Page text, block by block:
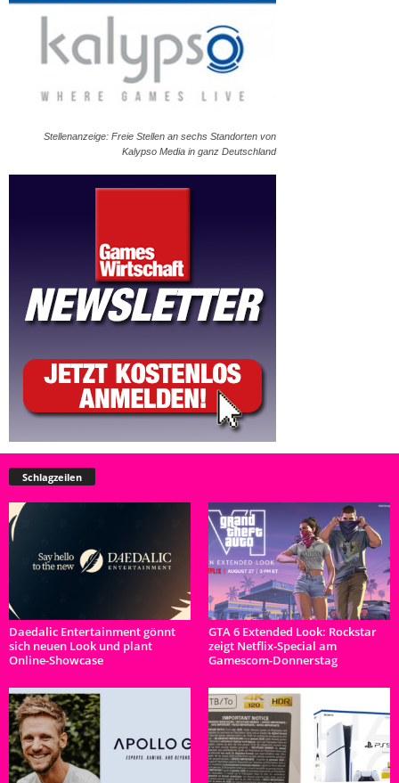
Stellenanzeige: Freie Stellen an sechs Standorten von
Kalypso Media in ganz Deutschland
Schlagzeilen
Daedalic Entertainment gönnt
sich neuen Look und plant
Online-Showcase
GTA 6 Extended Look: Rockstar
zeigt Netflix-Special am
Gamescom-Donnerstag